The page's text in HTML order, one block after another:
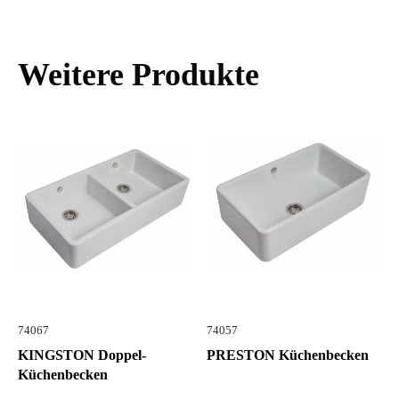
Weitere Produkte
74067
KINGSTON Doppel-
Küchenbecken
74057
PRESTON Küchenbecken